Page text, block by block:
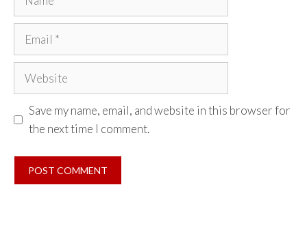
Email
Website
Save my name, email, and website in this browser for
the next time I comment.